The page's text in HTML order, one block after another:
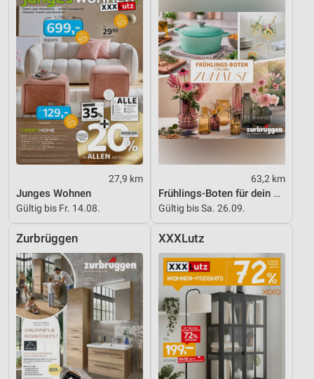
27,9 km
Junges Wohnen
Gültig bis Fr. 14.08.
63,2 km
Frühlings-Boten für dein Zuhause
Gültig bis Sa. 26.09.
Zurbrüggen XXXLutz